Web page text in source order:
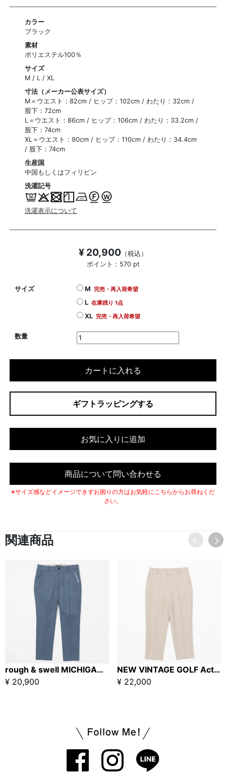
カラー
ブラック
素材
ポリエステル100％
サイズ
M / L / XL
寸法（メーカー公表サイズ）
M＝ウエスト：82cm / ヒップ：102cm / わたり：32cm /
股下：72cm
L＝ウエスト：86cm / ヒップ：106cm / わたり：33.2cm /
股下：74cm
XL＝ウエスト：90cm / ヒップ：110cm / わたり：34.4cm
/ 股下：74cm
生産国
中国もしくはフィリピン
洗濯記号
洗濯表示について
¥ 20,900 （税込）
ポイント：570 pt
サイズ M 完売・再入荷希望
L在庫残り 1点
XL完売・再入荷希望
数量
カートに入れる
ギフトラッピングする
お気に入りに追加
商品について問い合わせる
※サイズ感などイメージできずお困りの方はお気軽にこちらからお尋ねくだ
さい。
関連商品
rough & swell MICHIGAN PANTS ブルーグレー / ミシガンパンツ
¥ 20,900
NEW VINTAGE GOLF Action Slacks Pants ベージュ / ニュービンテージゴルフ アクションスラックスパンツ
¥ 22,000